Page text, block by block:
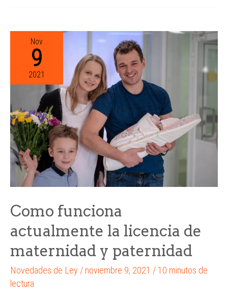
Nov
9
2021
Como funciona
actualmente la licencia de
maternidad y paternidad
Novedades de Ley / noviembre 9, 2021 / 10 minutos de
lectura